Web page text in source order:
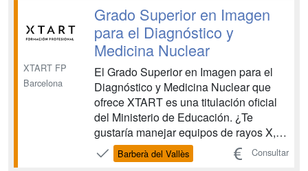
registros gráficos del cuerpo humano?
Para ello necesit...
XTART FP
Barcelona
Grado Superior en Imagen
para el Diagnóstico y
Medicina Nuclear
El Grado Superior en Imagen para el
Diagnóstico y Medicina Nuclear que
ofrece XTART es una titulación oficial
del Ministerio de Educación. ¿Te
gustaría manejar equipos de rayos X,
de resonancia magnética y de medicina
nuclear? ¿Colaborar en la realización
Barberà del Vallès Consultar